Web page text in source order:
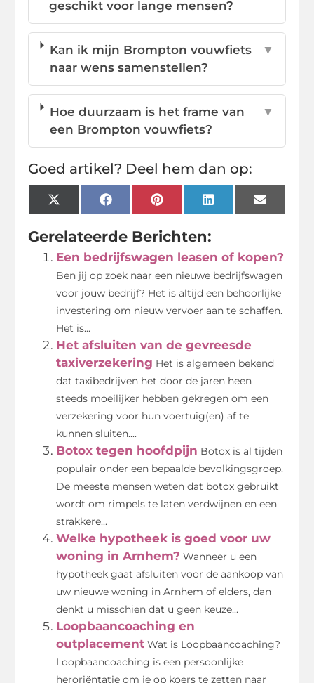
geschikt voor lange mensen?
Kan ik mijn Brompton vouwfiets
naar wens samenstellen?
▼
Hoe duurzaam is het frame van
een Brompton vouwfiets?
▼
Goed artikel? Deel hem dan op:
X
(Twitter)
FacebookPinterestLinkedInEmail
Gerelateerde Berichten:
Een bedrijfswagen leasen of kopen?
Ben jij op zoek naar een nieuwe bedrijfswagen
voor jouw bedrijf? Het is altijd een behoorlijke
investering om nieuw vervoer aan te schaffen.
Het is...
Het afsluiten van de gevreesde
taxiverzekering Het is algemeen bekend
dat taxibedrijven het door de jaren heen
steeds moeilijker hebben gekregen om een
verzekering voor hun voertuig(en) af te
kunnen sluiten....
Botox tegen hoofdpijn Botox is al tijden
populair onder een bepaalde bevolkingsgroep.
De meeste mensen weten dat botox gebruikt
wordt om rimpels te laten verdwijnen en een
strakkere...
Welke hypotheek is goed voor uw
woning in Arnhem? Wanneer u een
hypotheek gaat afsluiten voor de aankoop van
uw nieuwe woning in Arnhem of elders, dan
denkt u misschien dat u geen keuze...
Loopbaancoaching en
outplacement Wat is Loopbaancoaching?
Loopbaancoaching is een persoonlijke
heroriëntatie om je op koers te zetten naar